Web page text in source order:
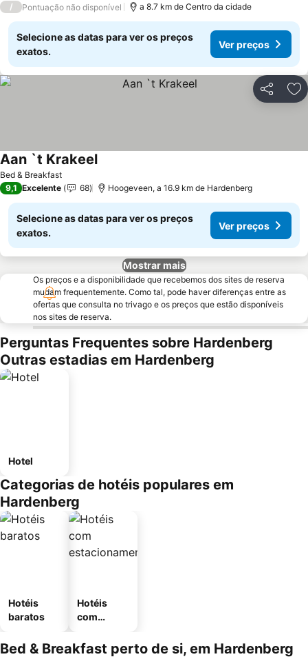
/ Pontuação não disponível a 8.7 km de Centro da cidade
Selecione as datas para ver os preços
exatos.
Ver preços
Partilhar
Bed & Breakfast
Aan `t Krakeel
9,1 Excelente 68 Hoogeveen, a 16.9 km de Hardenberg
Selecione as datas para ver os preços
exatos.
Ver preços
Mostrar mais
Os preços e a disponibilidade que recebemos dos sites de reserva
mudam frequentemente. Como tal, pode haver diferenças entre as
ofertas que consulta no trivago e os preços que estão disponíveis
nos sites de reserva.
Perguntas Frequentes sobre Hardenberg
Outras estadias em Hardenberg
Hotel
Categorias de hotéis populares em
Hardenberg
Hotéis
baratos
Hotéis
com
mento
Bed & Breakfast perto de si, em Hardenberg